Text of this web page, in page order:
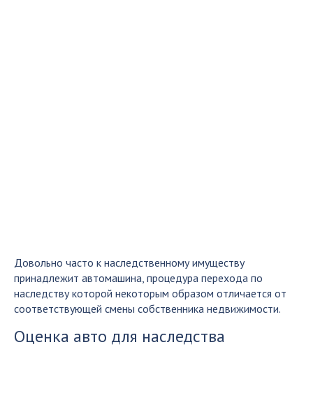
Довольно часто к наследственному имуществу
принадлежит автомашина, процедура перехода по
наследству которой некоторым образом отличается от
соответствующей смены собственника недвижимости.
Оценка авто для наследства